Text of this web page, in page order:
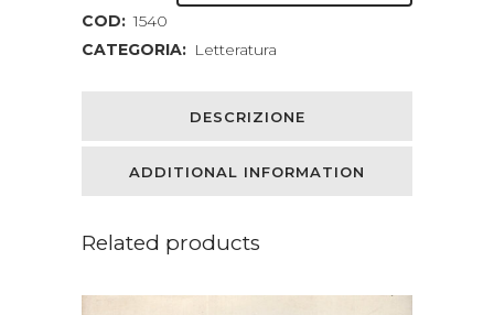
buoni
di
COD: 1540
CATEGORIA: Letteratura
DESCRIZIONE
ADDITIONAL INFORMATION
Related products